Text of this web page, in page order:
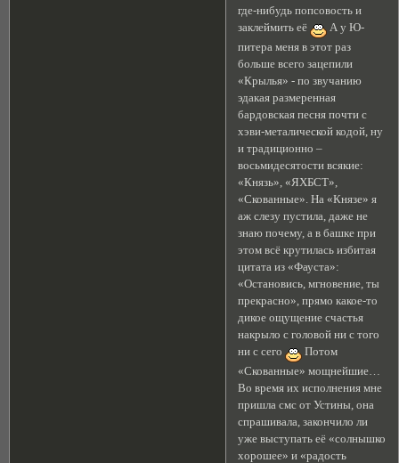
где-нибудь попсовость и
заклеймить её
А у Ю-
питера меня в этот раз
больше всего зацепили
«Крылья» - по звучанию
эдакая размеренная
бардовская песня почти с
хэви-металической кодой, ну
и традиционно –
восьмидесятости всякие:
«Князь», «ЯХБСТ»,
«Скованные». На «Князе» я
аж слезу пустила, даже не
знаю почему, а в башке при
этом всё крутилась избитая
цитата из «Фауста»:
«Остановись, мгновение, ты
прекрасно», прямо какое-то
дикое ощущение счастья
накрыло с головой ни с того
ни с сего
Потом
«Скованные» мощнейшие…
Во время их исполнения мне
пришла смс от Устины, она
спрашивала, закончило ли
уже выступать её «солнышко
хорошее» и «радость